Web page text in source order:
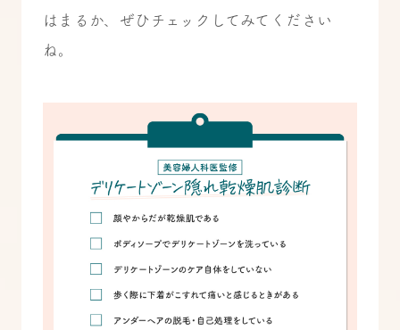
はまるか、ぜひチェックしてみてください
ね。